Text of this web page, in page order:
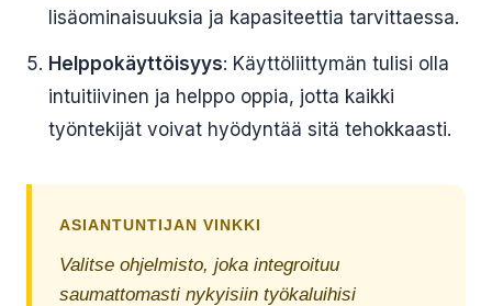
lisäominaisuuksia ja kapasiteettia tarvittaessa.
Helppokäyttöisyys: Käyttöliittymän tulisi olla
intuitiivinen ja helppo oppia, jotta kaikki
työntekijät voivat hyödyntää sitä tehokkaasti.
ASIANTUNTIJAN VINKKI
Valitse ohjelmisto, joka integroituu
saumattomasti nykyisiin työkaluihisi